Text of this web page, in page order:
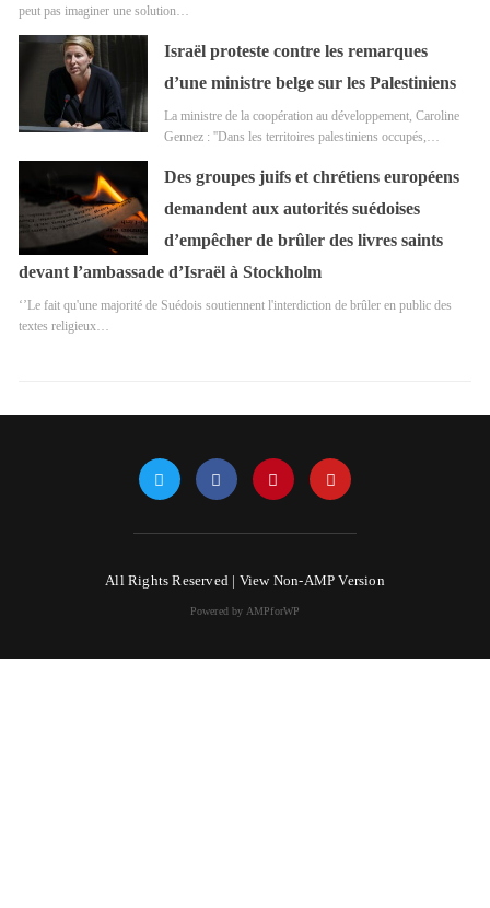
peut pas imaginer une solution…
Israël proteste contre les remarques
d’une ministre belge sur les Palestiniens
La ministre de la coopération au développement, Caroline
Gennez : ''Dans les territoires palestiniens occupés,…
Des groupes juifs et chrétiens européens
demandent aux autorités suédoises
d’empêcher de brûler des livres saints
devant l’ambassade d’Israël à Stockholm
‘’Le fait qu'une majorité de Suédois soutiennent l'interdiction de brûler en public des
textes religieux…
All Rights Reserved | View Non-AMP Version
Powered by AMPforWP